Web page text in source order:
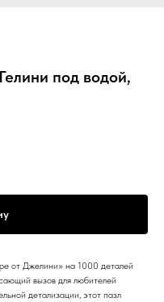
под водой,
от Джелини» на 1000 деталей
вызов для любителей
детализации, этот пазл